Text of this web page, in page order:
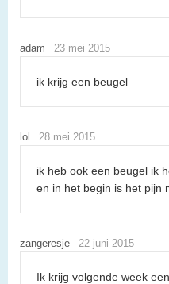
adam 23 mei 2015
ik krijg een beugel
lol 28 mei 2015
ik heb ook een beugel ik
en in het begin is het pijn
zangeresje 22 juni 2015
Ik krijg volgende week